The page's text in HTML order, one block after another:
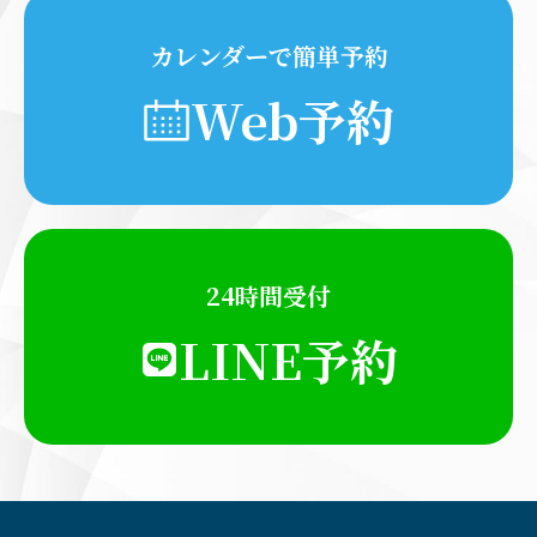
カレンダーで簡単予約
Web予約
24時間受付
LINE予約